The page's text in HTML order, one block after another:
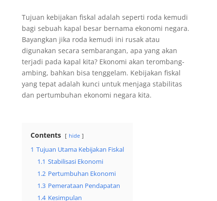
Tujuan kebijakan fiskal adalah seperti roda kemudi
bagi sebuah kapal besar bernama ekonomi negara.
Bayangkan jika roda kemudi ini rusak atau
digunakan secara sembarangan, apa yang akan
terjadi pada kapal kita? Ekonomi akan terombang-
ambing, bahkan bisa tenggelam. Kebijakan fiskal
yang tepat adalah kunci untuk menjaga stabilitas
dan pertumbuhan ekonomi negara kita.
Contents hide
1 Tujuan Utama Kebijakan Fiskal
1.1 Stabilisasi Ekonomi
1.2 Pertumbuhan Ekonomi
1.3 Pemerataan Pendapatan
1.4 Kesimpulan